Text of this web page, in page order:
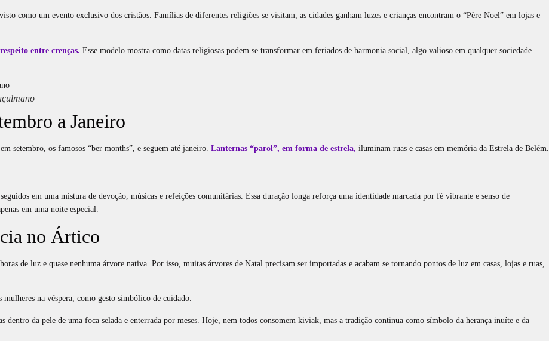
como um evento exclusivo dos cristãos. Famílias de diferentes religiões se visitam, as cidades ganham luzes e crianças encontram o “Père Noel” em lojas e
entre crenças. Esse modelo mostra como datas religiosas podem se transformar em feriados de harmonia social, algo valioso em qualquer sociedade
a Janeiro
setembro, os famosos “ber months”, e seguem até janeiro. Lanternas “parol”, em forma de estrela, iluminam ruas e casas em memória da Estrela de Belém.
em uma mistura de devoção, músicas e refeições comunitárias. Essa duração longa reforça uma identidade marcada por fé vibrante e senso de
em uma noite especial.
no Ártico
de luz e quase nenhuma árvore nativa. Por isso, muitas árvores de Natal precisam ser importadas e acabam se tornando pontos de luz em casas, lojas e ruas,
na véspera, como gesto simbólico de cuidado.
da pele de uma foca selada e enterrada por meses. Hoje, nem todos consomem kiviak, mas a tradição continua como símbolo da herança inuíte e da